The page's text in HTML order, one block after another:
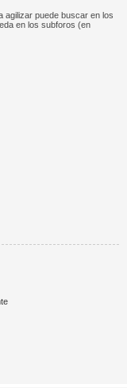
agilizar puede buscar en los
en los subforos (en